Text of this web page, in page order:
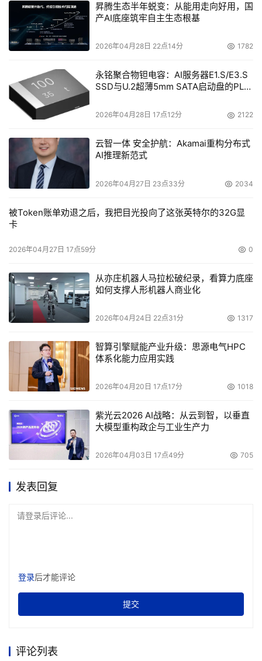
分为三个类别，级别名称与资格条件如下：
Exabyte区域分销商
Exabyte授权方案供应商
Exabyte某款产品包销商
申请加入流程
电话咨询??填写申请表----资格审核----签署合作协议-
---成为Exabyte的合作伙伴 （即海诺贝融销售联盟肩并肩
成员）
策，在您确定加入海诺贝融的销售联盟之后，填写正式申请
表。
步骤二：资格审核
海诺贝融公司渠道部门会认真讨论贵公司的申请，并尽
快与贵公司联系，将审核意见反馈给您。
步骤三：签署合作协议
的沟通，并将正式的《海诺贝融合作伙伴协议》
与海诺贝融签署正式合作协议后，即成为Exabyte肩并
肩合作伙伴??海诺贝融肩并肩成员，拥有唯一的成员编号和
服务标识。将由Exabyte正式授牌。
本文来源于DOIT传媒，文章内容仅供参考，不构成投资建议。
昇腾生态半年蜕变：从能用走向好用，国
产AI底座筑牢自主生态根基
2026年04月28日 22点14分 1782
永铭聚合物钽电容：AI服务器E1.S/E3.S
SSD与U.2超薄5mm SATA启动盘的PLP
2026年04月28日 17点12分 2122
云智一体 安全护航：Akamai重构分布式
AI推理新范式
2026年04月27日 23点33分 2034
被Token账单劝退之后，我把目光投向了这张英特尔的32G显
卡
2026年04月27日 17点59分 0
从亦庄机器人马拉松破纪录，看算力底座
如何支撑人形机器人商业化
2026年04月24日 22点31分 1317
智算引擎赋能产业升级：思源电气HPC
体系化能力应用实践
2026年04月20日 17点17分 1018
紫光云2026 AI战略：从云到智，以垂直
大模型重构政企与工业生产力
2026年04月03日 17点49分 705
发表回复
请登录后评论...
登录后才能评论
提交
评论列表